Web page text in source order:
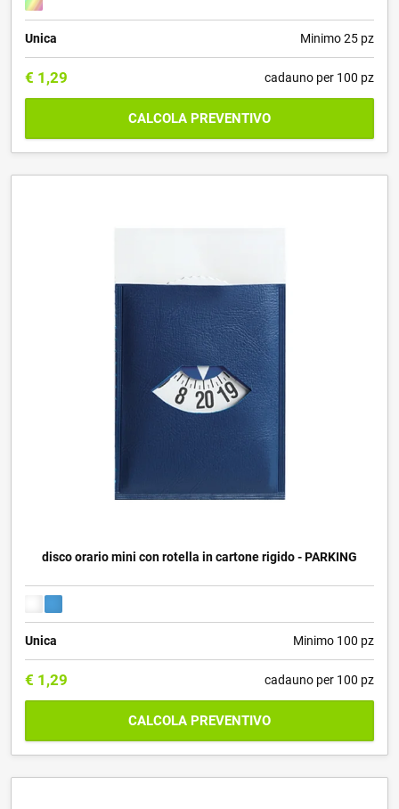
Unica Minimo 25 pz
€ 1,29 cadauno per 100 pz
CALCOLA PREVENTIVO
disco orario mini con rotella in cartone rigido - PARKING
Unica Minimo 100 pz
€ 1,29 cadauno per 100 pz
CALCOLA PREVENTIVO